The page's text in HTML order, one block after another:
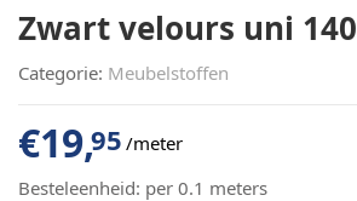
Zwart velours uni
Categorie: Meubelstoffen
€19,95 /meter
Besteleenheid: per 0.1 meters